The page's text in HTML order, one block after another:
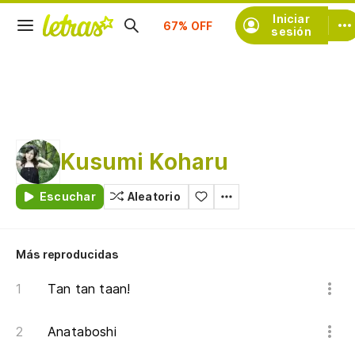
Iniciar
sesión
Suscríbete
Kusumi Koharu
Escuchar Aleatorio
Más reproducidas
Tan tan taan!
Anataboshi